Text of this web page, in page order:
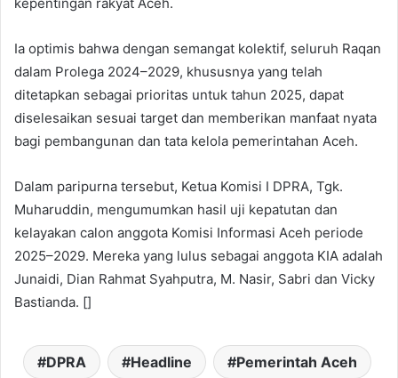
Ia optimis bahwa dengan semangat kolektif, seluruh Raqan
dalam Prolega 2024–2029, khususnya yang telah
ditetapkan sebagai prioritas untuk tahun 2025, dapat
diselesaikan sesuai target dan memberikan manfaat nyata
bagi pembangunan dan tata kelola pemerintahan Aceh.
Dalam paripurna tersebut, Ketua Komisi I DPRA, Tgk.
Muharuddin, mengumumkan hasil uji kepatutan dan
kelayakan calon anggota Komisi Informasi Aceh periode
2025–2029. Mereka yang lulus sebagai anggota KIA adalah
Junaidi, Dian Rahmat Syahputra, M. Nasir, Sabri dan Vicky
Bastianda. []
DPRA Headline Pemerintah Aceh